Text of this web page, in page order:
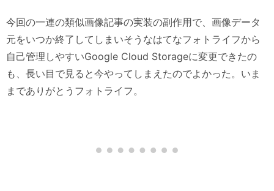
今回の一連の類似画像記事の実装の副作用で、画像データ
元をいつか終了してしまいそうなはてなフォトライフから
自己管理しやすいGoogle Cloud Storageに変更できたの
も、長い目で見ると今やってしまえたのでよかった。いま
までありがとうフォトライフ。